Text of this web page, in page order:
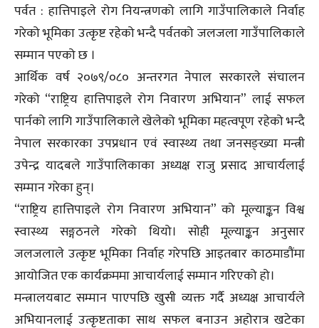
पर्वत : हात्तिपाइले रोग नियन्त्रणको लागि गाउँपालिकाले निर्वाह
गरेको भूमिका उत्कृष्ट रहेको भन्दै पर्वतको जलजला गाउँपालिकाले
सम्मान पएको छ ।
आर्थिक वर्ष २०७९/०८० अन्तरगत नेपाल सरकारले संचालन
गरेको “राष्ट्रिय हात्तिपाइले रोग निवारण अभियान” लाई सफल
पार्नको लागि गाउँपालिकाले खेलेको भूमिका महत्वपूण रहेको भन्दै
नेपाल सरकारका उपप्रधान एवं स्वास्थ्य तथा जनसङ्ख्या मन्त्री
उपेन्द्र यादबले गाउँपालिकाका अध्यक्ष राजु प्रसाद आचार्यलाई
सम्मान गरेका हुन्।
“राष्ट्रिय हात्तिपाइले रोग निवारण अभियान” को मूल्याङ्कन विश्व
स्वास्थ्य सङ्गठनले गरेको थियो। सोही मूल्याङ्कन अनुसार
जलजलाले उत्कृष्ट भूमिका निर्वाह गरेपछि आइतबार काठमाडौंमा
आयोजित एक कार्यक्रममा आचार्यलाई सम्मान गरिएको हो।
मन्त्रालयबाट सम्मान पाएपछि खुसी व्यक्त गर्दै अध्यक्ष आचार्यले
अभियानलाई उत्कृष्टताका साथ सफल बनाउन अहोरात्र खटेका